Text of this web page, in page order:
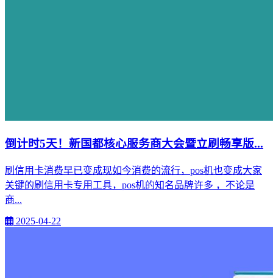
倒计时5天！新国都核心服务商大会暨立刷畅享版...
刷信用卡消费早已变成现如今消费的流行，pos机也变成大家
关键的刷信用卡专用工具，pos机的知名品牌许多 ，不论是
商...
2025-04-22